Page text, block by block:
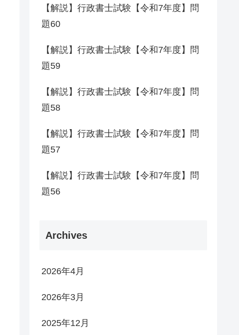
【解説】行政書士試験【令和7年度】問
題60
【解説】行政書士試験【令和7年度】問
題59
【解説】行政書士試験【令和7年度】問
題58
【解説】行政書士試験【令和7年度】問
題57
【解説】行政書士試験【令和7年度】問
題56
Archives
2026年4月
2026年3月
2025年12月